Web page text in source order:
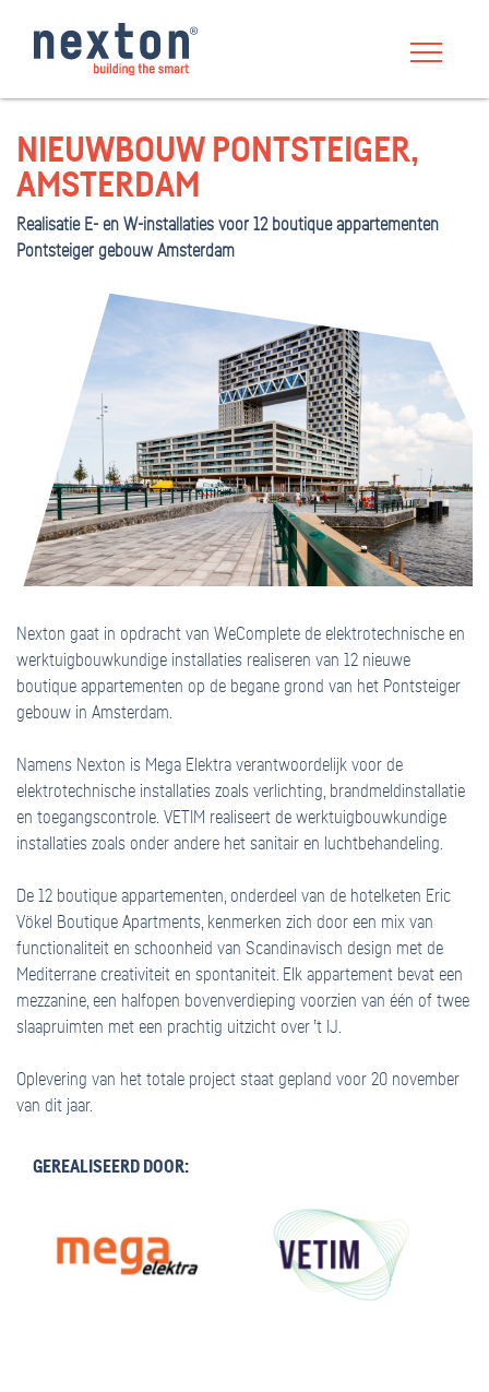
NIEUWBOUW PONTSTEIGER,
AMSTERDAM
Realisatie E- en W-installaties voor 12 boutique appartementen
Pontsteiger gebouw Amsterdam
Nexton gaat in opdracht van WeComplete de elektrotechnische en
werktuigbouwkundige installaties realiseren van 12 nieuwe
boutique appartementen op de begane grond van het Pontsteiger
gebouw in Amsterdam.
Namens Nexton is Mega Elektra verantwoordelijk voor de
elektrotechnische installaties zoals verlichting, brandmeldinstallatie
en toegangscontrole. VETIM realiseert de werktuigbouwkundige
installaties zoals onder andere het sanitair en luchtbehandeling.
De 12 boutique appartementen, onderdeel van de hotelketen Eric
Vökel Boutique Apartments, kenmerken zich door een mix van
functionaliteit en schoonheid van Scandinavisch design met de
Mediterrane creativiteit en spontaniteit. Elk appartement bevat een
mezzanine, een halfopen bovenverdieping voorzien van één of twee
slaapruimten met een prachtig uitzicht over ’t IJ.
Oplevering van het totale project staat gepland voor 20 november
van dit jaar.
GEREALISEERD DOOR: